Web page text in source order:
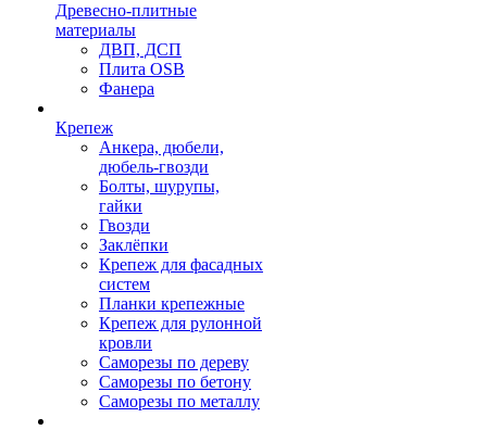
Древесно-плитные
материалы
ДВП, ДСП
Плита OSB
Фанера
Крепеж
Анкера, дюбели,
дюбель-гвозди
Болты, шурупы,
гайки
Гвозди
Заклёпки
Крепеж для фасадных
систем
Планки крепежные
Крепеж для рулонной
кровли
Саморезы по дереву
Саморезы по бетону
Саморезы по металлу